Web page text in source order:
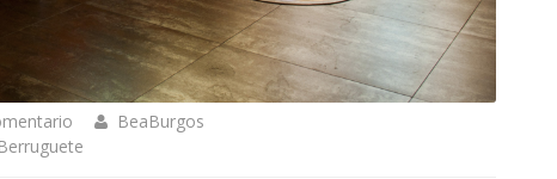
BeaBurgos